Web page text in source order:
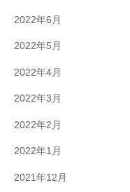
2022年6月
2022年5月
2022年4月
2022年3月
2022年2月
2022年1月
2021年12月